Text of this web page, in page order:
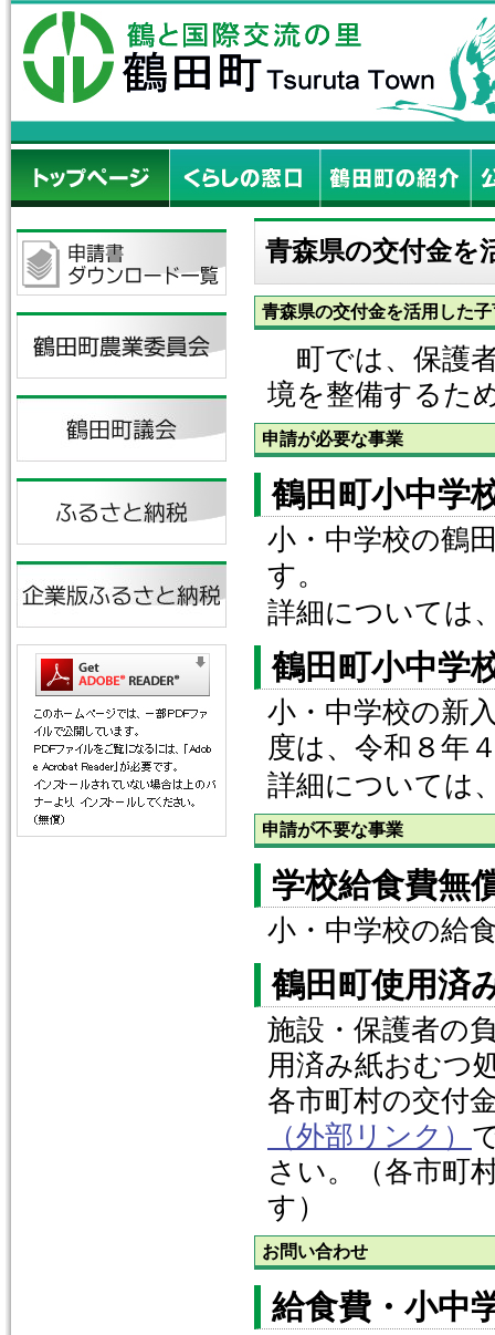
青森県の交付金を
青森県の交付金を活用した
町では、保護
境を整備するた
申請が必要な事業
鶴田町小中学
小・中学校の鶴
す。
詳細については
鶴田町小中学
小・中学校の新
度は、令和８年
詳細については
申請が不要な事業
学校給食費無
小・中学校の給
鶴田町使用済
施設・保護者の
用済み紙おむつ
各市町村の交付
（外部リンク）
さい。（各市町
す）
お問い合わせ
給食費・小中